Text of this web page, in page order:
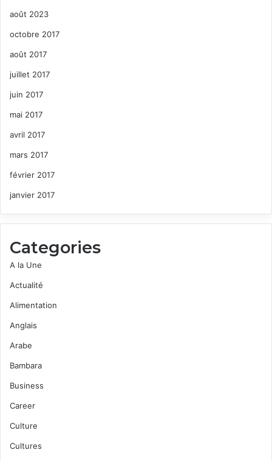
août 2023
octobre 2017
août 2017
juillet 2017
juin 2017
mai 2017
avril 2017
mars 2017
février 2017
janvier 2017
Categories
A la Une
Actualité
Alimentation
Anglais
Arabe
Bambara
Business
Career
Culture
Cultures